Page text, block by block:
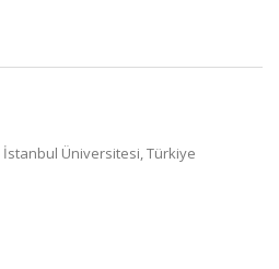
İstanbul Üniversitesi, Türkiye